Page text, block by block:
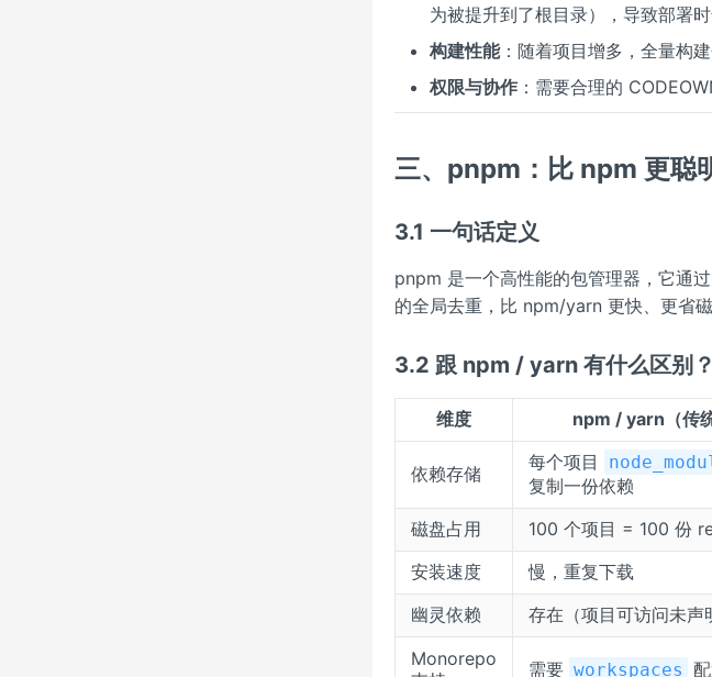
为被提升到了根目录），导致部署时
构建性能：随着项目增多，全量构
权限与协作 ：需要合理的
三、pnpm：比 npm 更聪
3.1 一句话定义
pnpm 是一个高性能的包管理器，它通过
的全局去重，比 npm/yarn 更快、更省磁
3.2 跟 npm / yarn 有什么区别？
维度 npm / yarn（传统
依赖存储
每个项目
复制一份依赖
磁盘占用
100 个项目 = 100 份
安装速度
慢，重复下载
幽灵依赖
存在（项目可访问未声
Monorepo
需要 workspaces